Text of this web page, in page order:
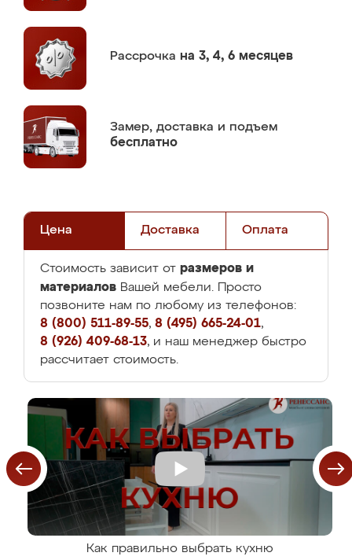
Рассрочка на 3, 4, 6 месяцев
Замер, доставка и подъем
бесплатно
Цена Доставка Оплата
Стоимость зависит от размеров и
материалов Вашей мебели. Просто
позвоните нам по любому из телефонов:
8 (800) 511-89-55, 8 (495) 665-24-01,
8 (926) 409-68-13, и наш менеджер быстро
рассчитает стоимость.
Как правильно выбрать кухню